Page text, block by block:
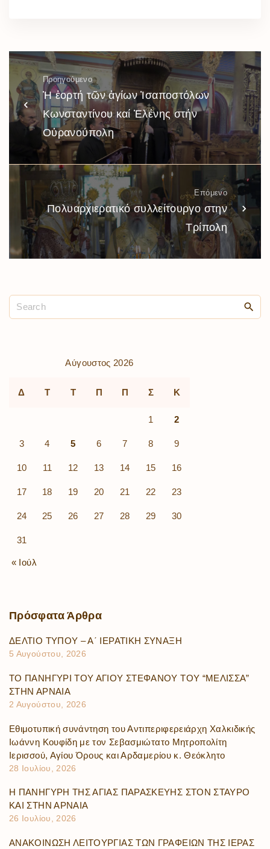
Προηγούμενο
Ἡ ἑορτή τῶν ἁγίων Ἰσαποστόλων
Κωνσταντίνου καί Ἑλένης στήν
Οὐρανούπολη
Επόμενο
Πολυαρχιερατικό συλλείτουργο στην
Τρίπολη
Αύγουστος 2026
Δ Τ Τ Π Π Σ Κ
1 2
3 4 5 6 7 8 9
10 11 12 13 14 15 16
17 18 19 20 21 22 23
24 25 26 27 28 29 30
31
« Ιούλ
Πρόσφατα Άρθρα
ΔΕΛΤΙΟ ΤΥΠΟΥ – Α΄ ΙΕΡΑΤΙΚΗ ΣΥΝΑΞΗ
5 Αυγούστου, 2026
ΤΟ ΠΑΝΗΓΥΡΙ ΤΟΥ ΑΓΙΟΥ ΣΤΕΦΑΝΟΥ ΤΟΥ “ΜΕΛΙΣΣΑ”
ΣΤΗΝ ΑΡΝΑΙΑ
2 Αυγούστου, 2026
Εθιμοτυπική συνάντηση του Αντιπεριφερειάρχη Χαλκιδικής
Ιωάννη Κουφίδη με τον Σεβασμιώτατο Μητροπολίτη
Ιερισσού, Αγίου Όρους και Αρδαμερίου κ. Θεόκλητο
28 Ιουλίου, 2026
Η ΠΑΝΗΓΥΡΗ ΤΗΣ ΑΓΙΑΣ ΠΑΡΑΣΚΕΥΗΣ ΣΤΟΝ ΣΤΑΥΡΟ
ΚΑΙ ΣΤΗΝ ΑΡΝΑΙΑ
26 Ιουλίου, 2026
ΑΝΑΚΟΙΝΩΣΗ ΛΕΙΤΟΥΡΓΙΑΣ ΤΩΝ ΓΡΑΦΕΙΩΝ ΤΗΣ ΙΕΡΑΣ